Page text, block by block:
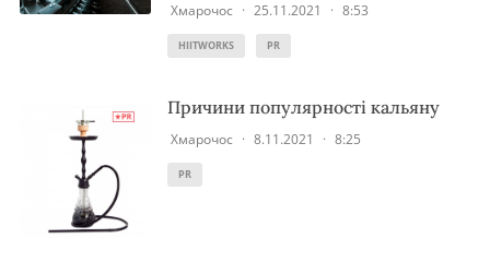
Хмарочос · 25.11.2021 · 8:53
HIITWORKS PR
Причини популярності кальяну
Хмарочос · 8.11.2021 · 8:25
PR